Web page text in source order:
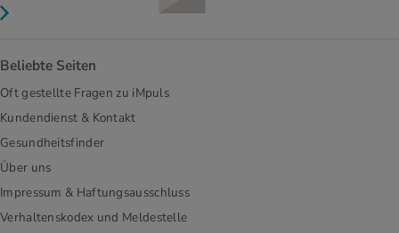
Beliebte Seiten
Oft gestellte Fragen zu iMpuls
Kundendienst & Kontakt
Gesundheitsfinder
Über uns
Impressum & Haftungsausschluss
Verhaltenskodex und Meldestelle